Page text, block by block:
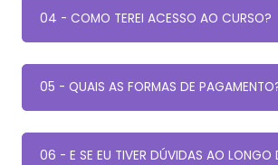
04 - COMO TEREI ACESSO AO CURSO?
05 - QUAIS AS FORMAS DE
06 - E SE EU TIVER DÚVIDAS AO LONGO